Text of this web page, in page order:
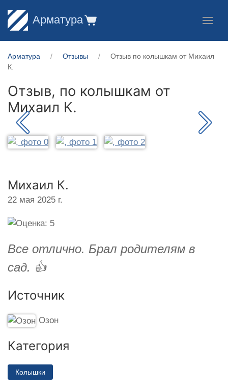
Арматура
Арматура Отзывы
Отзыв по колышкам от Михаил
К.
Отзыв, по колышкам от
Михаил К.
Михаил К.
22 мая 2025 г.
Все отлично. Брал родителям в
сад. 👍
Источник
Озон
Категория
Колышки